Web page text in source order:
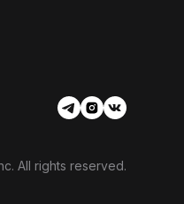
All rights reserved.